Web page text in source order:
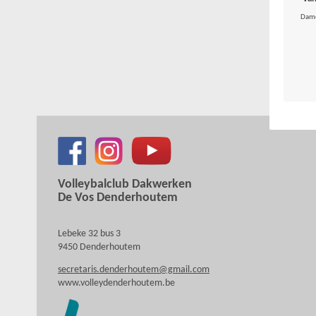
Volleybalclub Dakwerken
De Vos Denderhoutem
Lebeke 32 bus 3
9450 Denderhoutem
secretaris.denderhoutem@gmail.com
www.volleydenderhoutem.be